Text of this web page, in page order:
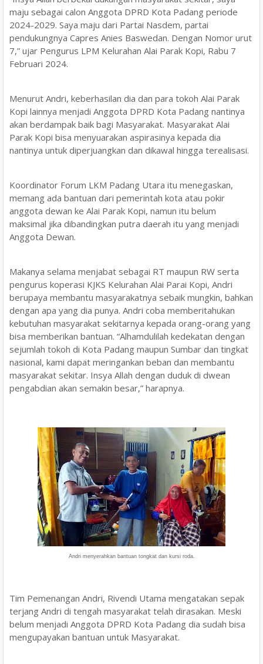
maju sebagai calon Anggota DPRD Kota Padang periode
2024-2029. Saya maju dari Partai Nasdem, partai
pendukungnya Capres Anies Baswedan. Dengan Nomor urut
7,” ujar Pengurus LPM Kelurahan Alai Parak Kopi, Rabu 7
Februari 2024.
Menurut Andri, keberhasilan dia dan para tokoh Alai Parak
Kopi lainnya menjadi Anggota DPRD Kota Padang nantinya
akan berdampak baik bagi Masyarakat. Masyarakat Alai
Parak Kopi bisa menyuarakan aspirasinya kepada dia
nantinya untuk diperjuangkan dan dikawal hingga terealisasi.
Koordinator Forum LKM Padang Utara itu menegaskan,
memang ada bantuan dari pemerintah kota atau pokir
anggota dewan ke Alai Parak Kopi, namun itu belum
maksimal jika dibandingkan putra daerah itu yang menjadi
Anggota Dewan.
Makanya selama menjabat sebagai RT maupun RW serta
pengurus koperasi KJKS Kelurahan Alai Parai Kopi, Andri
berupaya membantu masyarakatnya sebaik mungkin, bahkan
dengan apa yang dia punya. Andri coba memberitahukan
kebutuhan masyarakat sekitarnya kepada orang-orang yang
bisa memberikan bantuan. “Alhamdulilah kedekatan dengan
sejumlah tokoh di Kota Padang maupun Sumbar dan tingkat
nasional, kami dapat meringankan beban dan membantu
masyarakat sekitar. Insya Allah dengan duduk di dwean
pengabdian akan semakin besar,” harapnya.
Andri menyerahkan bantuan tongkat dan kursi roda.
Tim Pemenangan Andri, Rivendi Utama mengatakan sepak
terjang Andri di tengah masyarakat telah dirasakan. Meski
belum menjadi Anggota DPRD Kota Padang dia sudah bisa
mengupayakan bantuan untuk Masyarakat.